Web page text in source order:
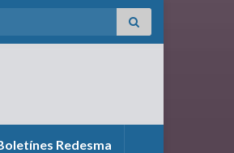
Redesma